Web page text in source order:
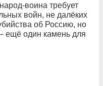
воина требует
войн, не далёких
об Россию, но
ещё один камень для